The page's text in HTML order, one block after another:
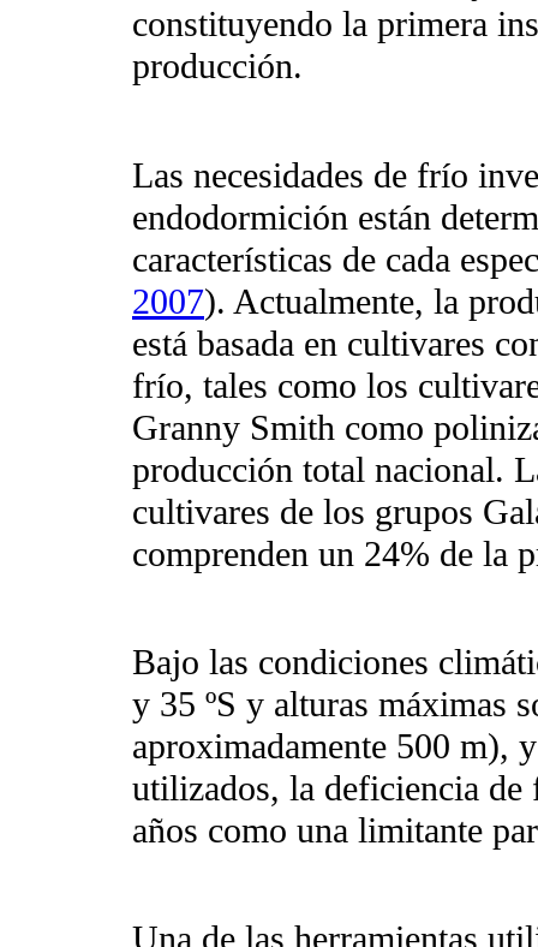
constituyendo la primera
producción.
Las necesidades de frío
endodormición están
características de cada
2007). Actualmente, la
está basada en cultivares
frío, tales como los
Granny Smith como
producción total nacional.
cultivares de los grupos
comprenden un 24% de la
Bajo las condiciones
y 35 ºS y alturas máximas
aproximadamente 500 m),
utilizados, la deficiencia de
años como una limitante